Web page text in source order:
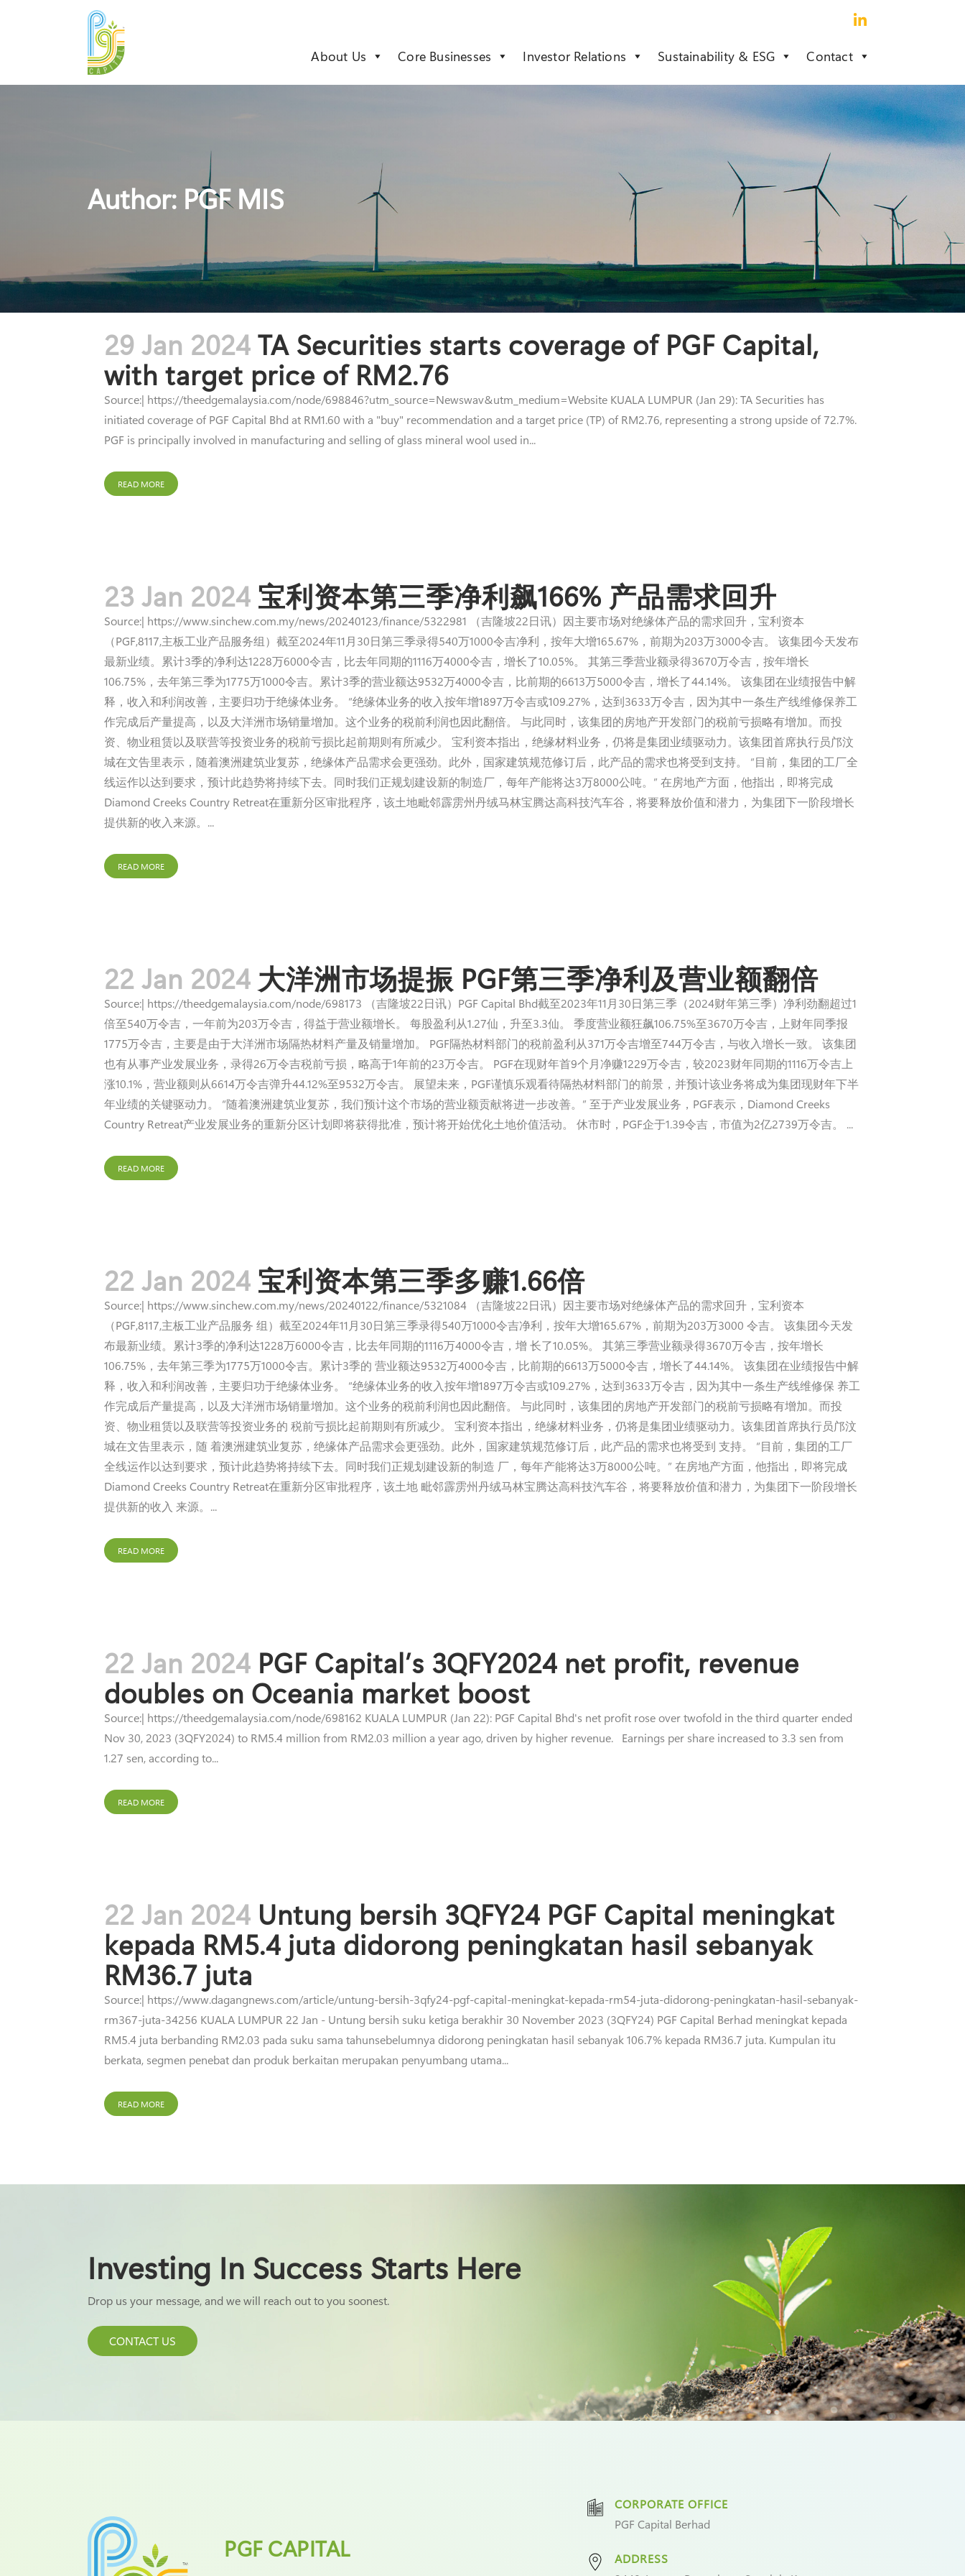
About Us Core Businesses Investor Relations Sustainability & ESG Contact
Author: PGF MIS
29 Jan 2024TA Securities starts coverage of PGF Capital,
with target price of RM2.76
Source:| https://theedgemalaysia.com/node/698846?utm_source=Newswav&utm_medium=Website KUALA LUMPUR (Jan 29): TA Securities has
initiated coverage of PGF Capital Bhd at RM1.60 with a "buy" recommendation and a target price (TP) of RM2.76, representing a strong upside of 72.7%.
PGF is principally involved in manufacturing and selling of glass mineral wool used in...
READ MORE
23 Jan 2024 宝利资本第三季净利飙166% 产品需求回升
Source:| https://www.sinchew.com.my/news/20240123/finance/5322981 （吉隆坡22日讯）因主要市场对绝缘体产品的需求回升，宝利资本
（PGF,8117,主板工业产品服务组）截至2024年11月30日第三季录得540万1000令吉净利，按年大增165.67%，前期为203万3000令吉。 该集团今天发布
最新业绩。累计3季的净利达1228万6000令吉，比去年同期的1116万4000令吉，增长了10.05%。 其第三季营业额录得3670万令吉，按年增长
106.75%，去年第三季为1775万1000令吉。累计3季的营业额达9532万4000令吉，比前期的6613万5000令吉，增长了44.14%。 该集团在业绩报告中解
释，收入和利润改善，主要归功于绝缘体业务。 “绝缘体业务的收入按年增1897万令吉或109.27%，达到3633万令吉，因为其中一条生产线维修保养工
作完成后产量提高，以及大洋洲市场销量增加。这个业务的税前利润也因此翻倍。 与此同时，该集团的房地产开发部门的税前亏损略有增加。而投
资、物业租赁以及联营等投资业务的税前亏损比起前期则有所减少。 宝利资本指出，绝缘材料业务，仍将是集团业绩驱动力。该集团首席执行员邝汶
城在文告里表示，随着澳洲建筑业复苏，绝缘体产品需求会更强劲。此外，国家建筑规范修订后，此产品的需求也将受到支持。 “目前，集团的工厂全
线运作以达到要求，预计此趋势将持续下去。同时我们正规划建设新的制造厂，每年产能将达3万8000公吨。” 在房地产方面，他指出，即将完成
Diamond Creeks Country Retreat在重新分区审批程序，该土地毗邻霹雳州丹绒马林宝腾达高科技汽车谷，将要释放价值和潜力，为集团下一阶段增长
提供新的收入来源。...
READ MORE
22 Jan 2024 大洋洲市场提振 PGF第三季净利及营业额翻倍
Source:| https://theedgemalaysia.com/node/698173 （吉隆坡22日讯）PGF Capital Bhd截至2023年11月30日第三季（2024财年第三季）净利劲翻超过1
倍至540万令吉，一年前为203万令吉，得益于营业额增长。 每股盈利从1.27仙，升至3.3仙。 季度营业额狂飙106.75%至3670万令吉，上财年同季报
1775万令吉，主要是由于大洋洲市场隔热材料产量及销量增加。 PGF隔热材料部门的税前盈利从371万令吉增至744万令吉，与收入增长一致。 该集团
也有从事产业发展业务，录得26万令吉税前亏损，略高于1年前的23万令吉。 PGF在现财年首9个月净赚1229万令吉，较2023财年同期的1116万令吉上
涨10.1%，营业额则从6614万令吉弹升44.12%至9532万令吉。 展望未来，PGF谨慎乐观看待隔热材料部门的前景，并预计该业务将成为集团现财年下半
年业绩的关键驱动力。 “随着澳洲建筑业复苏，我们预计这个市场的营业额贡献将进一步改善。” 至于产业发展业务，PGF表示，Diamond Creeks
Country Retreat产业发展业务的重新分区计划即将获得批准，预计将开始优化土地价值活动。 休市时，PGF企于1.39令吉，市值为2亿2739万令吉。 ...
READ MORE
22 Jan 2024 宝利资本第三季多赚1.66倍
Source:| https://www.sinchew.com.my/news/20240122/finance/5321084 （吉隆坡22日讯）因主要市场对绝缘体产品的需求回升，宝利资本
（PGF,8117,主板工业产品服务 组）截至2024年11月30日第三季录得540万1000令吉净利，按年大增165.67%，前期为203万3000 令吉。 该集团今天发
布最新业绩。累计3季的净利达1228万6000令吉，比去年同期的1116万4000令吉，增 长了10.05%。 其第三季营业额录得3670万令吉，按年增长
106.75%，去年第三季为1775万1000令吉。累计3季的 营业额达9532万4000令吉，比前期的6613万5000令吉，增长了44.14%。 该集团在业绩报告中解
释，收入和利润改善，主要归功于绝缘体业务。 “绝缘体业务的收入按年增1897万令吉或109.27%，达到3633万令吉，因为其中一条生产线维修保 养工
作完成后产量提高，以及大洋洲市场销量增加。这个业务的税前利润也因此翻倍。 与此同时，该集团的房地产开发部门的税前亏损略有增加。而投
资、物业租赁以及联营等投资业务的 税前亏损比起前期则有所减少。 宝利资本指出，绝缘材料业务，仍将是集团业绩驱动力。该集团首席执行员邝汶
城在文告里表示，随 着澳洲建筑业复苏，绝缘体产品需求会更强劲。此外，国家建筑规范修订后，此产品的需求也将受到 支持。 “目前，集团的工厂
全线运作以达到要求，预计此趋势将持续下去。同时我们正规划建设新的制造 厂，每年产能将达3万8000公吨。” 在房地产方面，他指出，即将完成
Diamond Creeks Country Retreat在重新分区审批程序，该土地 毗邻霹雳州丹绒马林宝腾达高科技汽车谷，将要释放价值和潜力，为集团下一阶段增长
提供新的收入 来源。...
READ MORE
22 Jan 2024 PGF Capital’s 3QFY2024 net profit, revenue
doubles on Oceania market boost
Source:| https://theedgemalaysia.com/node/698162 KUALA LUMPUR (Jan 22): PGF Capital Bhd's net profit rose over twofold in the third quarter ended
Nov 30, 2023 (3QFY2024) to RM5.4 million from RM2.03 million a year ago, driven by higher revenue. Earnings per share increased to 3.3 sen from
1.27 sen, according to...
READ MORE
22 Jan 2024 Untung bersih 3QFY24 PGF Capital meningkat
kepada RM5.4 juta didorong peningkatan hasil sebanyak
RM36.7 juta
Source:| https://www.dagangnews.com/article/untung-bersih-3qfy24-pgf-capital-meningkat-kepada-rm54-juta-didorong-peningkatan-hasil-sebanyak-
rm367-juta-34256 KUALA LUMPUR 22 Jan - Untung bersih suku ketiga berakhir 30 November 2023 (3QFY24) PGF Capital Berhad meningkat kepada
RM5.4 juta berbanding RM2.03 pada suku sama tahunsebelumnya didorong peningkatan hasil sebanyak 106.7% kepada RM36.7 juta. Kumpulan itu
berkata, segmen penebat dan produk berkaitan merupakan penyumbang utama...
READ MORE
Investing In Success Starts Here
Drop us your message, and we will reach out to you soonest.
CONTACT US
PGF CAPITAL
CORPORATE OFFICE
PGF Capital Berhad
ADDRESS